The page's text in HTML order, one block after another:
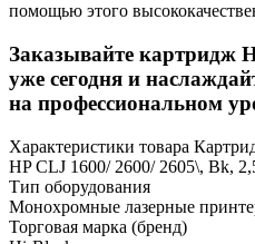
помощью этого
Заказывайте картридж
уже сегодня и
на профессиональном
Характеристики товара
HP CLJ 1600/ 2600/ 2605\, Bk,
Тип оборудования
Монохромные лазерные
Торговая марка (бренд)